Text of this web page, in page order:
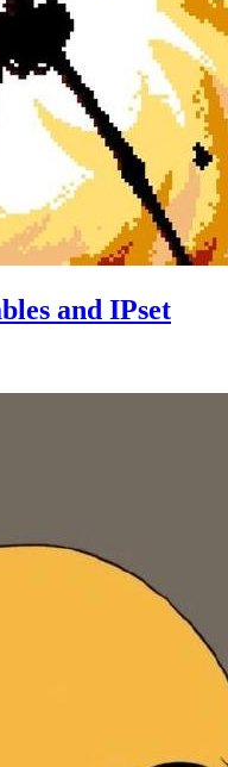
and IPset